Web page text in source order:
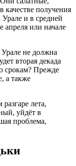
качестве получения
и в средней
апреля или начале
не должна
вторая декада
срокам? Прежде
а также
лета,
уйдёт в
проблема,